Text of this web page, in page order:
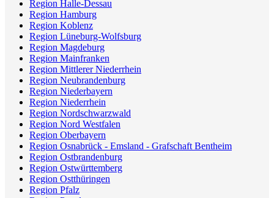
Region Halle-Dessau
Region Hamburg
Region Koblenz
Region Lüneburg-Wolfsburg
Region Magdeburg
Region Mainfranken
Region Mittlerer Niederrhein
Region Neubrandenburg
Region Niederbayern
Region Niederrhein
Region Nordschwarzwald
Region Nord Westfalen
Region Oberbayern
Region Osnabrück - Emsland - Grafschaft Bentheim
Region Ostbrandenburg
Region Ostwürttemberg
Region Ostthüringen
Region Pfalz